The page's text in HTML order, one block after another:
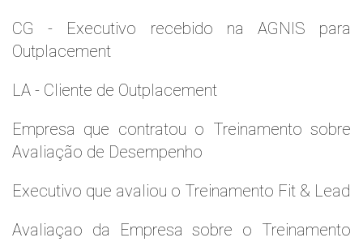
CG - Executivo recebido na AGNIS para
Outplacement
LA - Cliente de Outplacement
Empresa que contratou o Treinamento sobre
Avaliação de Desempenho
Executivo que avaliou o Treinamento Fit & Lead
Avaliaçao da Empresa sobre o Treinamento